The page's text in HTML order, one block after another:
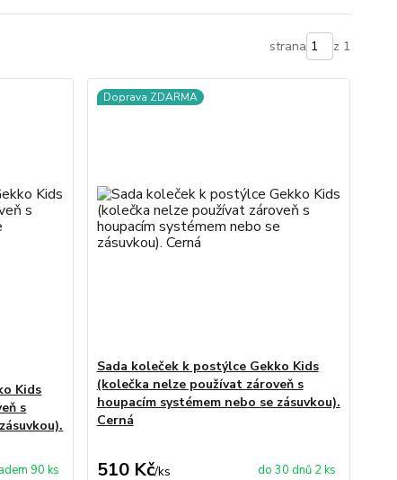
strana z 1
Kids
s
90 ks
Doprava ZDARMA
Sada koleček k postýlce Gekko Kids
(kolečka nelze používat zároveň s
houpacím systémem nebo se zásuvkou).
Cerná
510 Kč/ks do 30 dnů 2 ks